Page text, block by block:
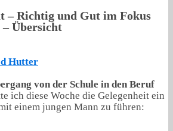
– Richtig und Gut im Fokus
Übersicht
Hutter
von der Schule in den Beruf
ich diese Woche die Gelegenheit ein
einem jungen Mann zu führen: